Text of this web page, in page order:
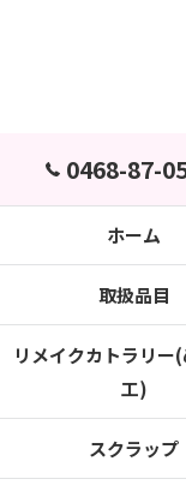
0468-87-
ホーム
取扱品目
リメイクカトラリー
工)
スクラップ